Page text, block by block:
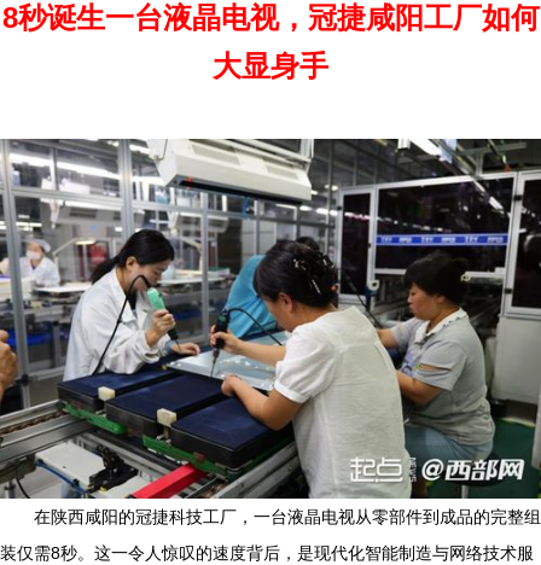
8秒诞生一台液晶电视，冠捷咸阳工厂如何
大显身手
在陕西咸阳的冠捷科技工厂，一台液晶电视从零部件到成品的完整组
装仅需8秒。这一令人惊叹的速度背后，是现代化智能制造与网络技术服